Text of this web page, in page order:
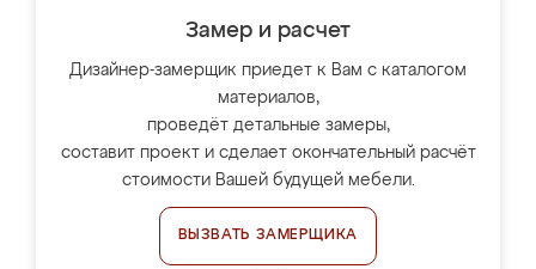
Замер и расчет
Дизайнер-замерщик приедет к Вам с каталогом
материалов,
проведёт детальные замеры,
составит проект и сделает окончательный расчёт
стоимости Вашей будущей мебели.
ВЫЗВАТЬ ЗАМЕРЩИКА